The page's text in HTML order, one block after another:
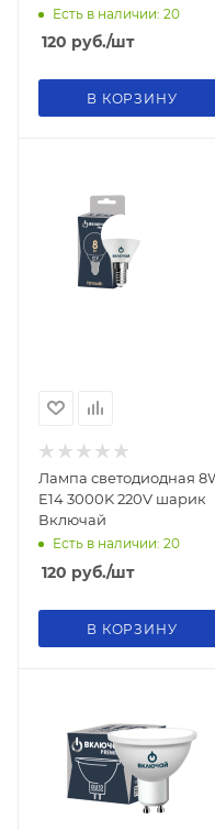
Есть в наличии: 20
120 руб./шт
В КОРЗИНУ
Лампа светодиодная 8W
E14 3000K 220V шарик
Включай
Есть в наличии: 20
120 руб./шт
В КОРЗИНУ